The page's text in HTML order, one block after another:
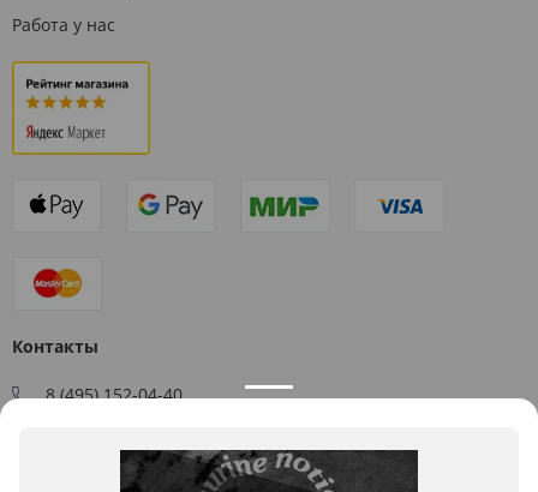
Работа у нас
Контакты
8 (495) 152-04-40
109544, г. Москва, ул. Большая Андроньевская, д. 17